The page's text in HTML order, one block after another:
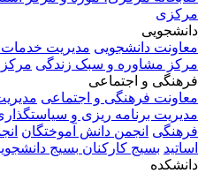
مرکزی
دانشجویی
معاونت دانشجویی مدیریت خدمات
مرکز مشاوره و سبک زندگی
فرهنگی و اجتماعی
معاونت فرهنگی و اجتماعی
مدیریت برنامه ریزی و
فرهنگی انجمن دانش آموختگان
اساتید بسیج کارکنان بسیج
دانشکده